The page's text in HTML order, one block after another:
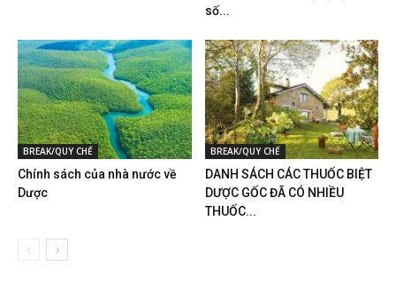
số...
BREAK/QUY CHẾ
Chính sách của nhà nước về
Dược
BREAK/QUY CHẾ
DANH SÁCH CÁC THUỐC BIỆT
DƯỢC GỐC ĐÃ CÓ NHIỀU
THUỐC...